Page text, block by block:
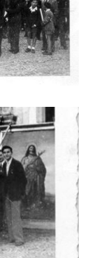
vecchia a